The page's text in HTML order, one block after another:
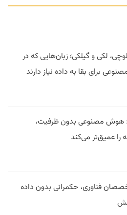
لکی و گیلکی؛ زبان‌هایی که در
برای بقا به داده نیاز دارند
هوش مصنوعی بدون ظرفیت،
عمیق‌تر می‌کند
فناوری، حکمرانی بدون داده